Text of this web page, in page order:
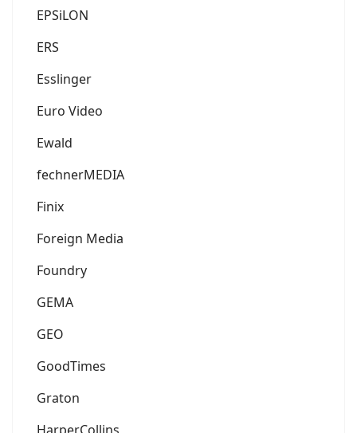
EPSiLON
ERS
Esslinger
Euro Video
Ewald
fechnerMEDIA
Finix
Foreign Media
Foundry
GEMA
GEO
GoodTimes
Graton